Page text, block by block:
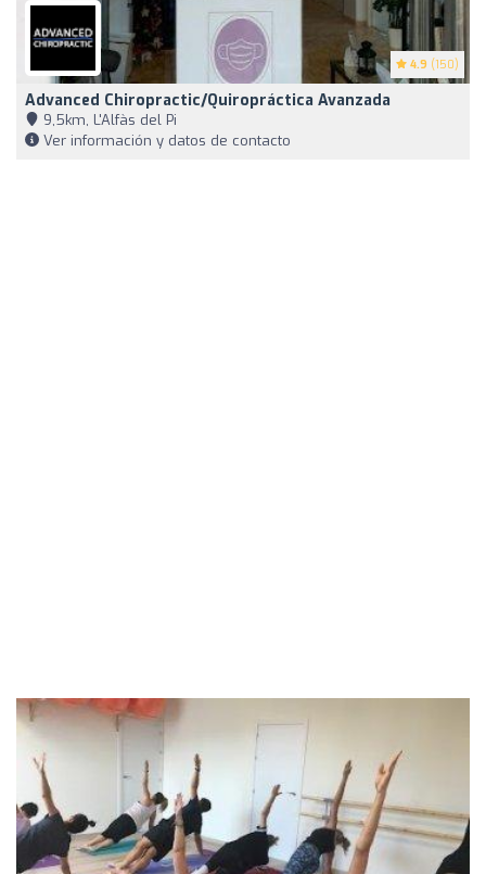
4.9 (150)
Advanced Chiropractic/Quiropráctica Avanzada
9,5km, L'Alfàs del Pi
Ver información y datos de contacto